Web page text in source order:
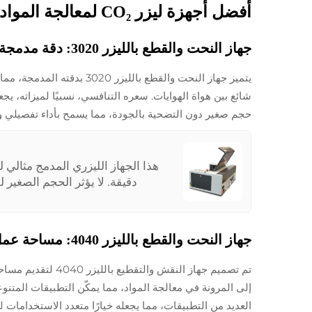
أفضل أجهزة ليزر CO₂ لمعالجة المواد
جهاز النحت والقطع بالليزر 3020: دقة مدمجة
يتميز جهاز النحت
شائع بين هواة الهوايات. سعره التنافسي، نسبيًا
حجم صغير دون التضحية بالجودة، مما يسمح بأداء
هذا الجهاز الليزري المدمج
دقيقة. لا يؤثر الحجم الصغير
جهاز النحت والقطع بالليزر 4040: مساحة عمل محسّنة
تم تصميم جهاز
إلى المرونة في معالجة المواد، مما يمكّن التطبيقات
العديد من التطبيقات، مما يجعله خيارًا متعدد الاستخدامات